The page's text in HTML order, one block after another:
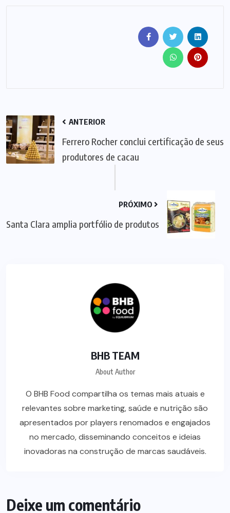
ANTERIOR
Ferrero Rocher conclui certificação de seus
produtores de cacau
PRÓXIMO
Santa Clara amplia portfólio de produtos
BHB TEAM
About Author
O BHB Food compartilha os temas mais atuais e
relevantes sobre marketing, saúde e nutrição são
apresentados por players renomados e engajados
no mercado, disseminando conceitos e ideias
inovadoras na construção de marcas saudáveis.
Deixe um comentário